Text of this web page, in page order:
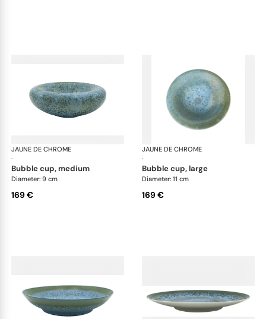
JAUNE DE CHROME
·
Nymphéa
bubble cup, medium
Diameter: 9 cm
169 €
JAUNE DE CHROME
·
bubble cup, large
Diameter: 11 cm
169 €